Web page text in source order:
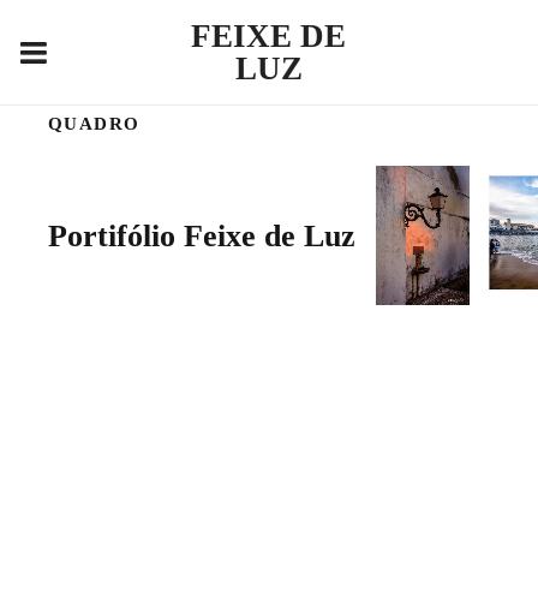
FEIXE DE
LUZ
QUADRO
Portifólio Feixe de Luz